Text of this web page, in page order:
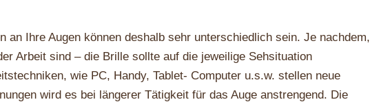
an Ihre Augen können deshalb sehr unterschiedlich sein. Je nachdem,
Arbeit sind – die Brille sollte auf die jeweilige Sehsituation
wie PC, Handy, Tablet- Computer u.s.w. stellen neue
wird es bei längerer Tätigkeit für das Auge anstrengend. Die